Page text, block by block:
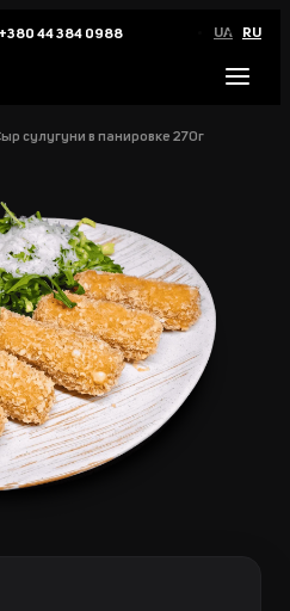
+380 44 384 0988 UA RU
сулугуни в панировке 270г